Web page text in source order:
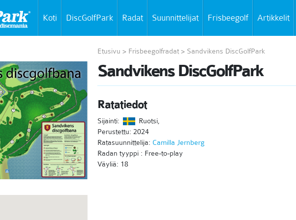
Koti DiscGolfPark Radat Suunnittelijat Frisbeegolf Artikkelit
Etusivu > Frisbeegolfradat> Sandvikens DiscGolfPark
Sandvikens DiscGolfPark
Ratatiedot
Sijainti:
Ruotsi,
Perustettu: 2024
Ratasuunnittelija: Camilla Jernberg
Radan tyyppi : Free-to-play
Väyliä: 18